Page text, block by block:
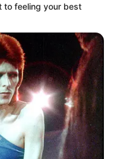
siendo destacado
jugadores que de a
la Colombia de
patada de
los últimos minutos
de Colombia
estar en la
to feeling your best